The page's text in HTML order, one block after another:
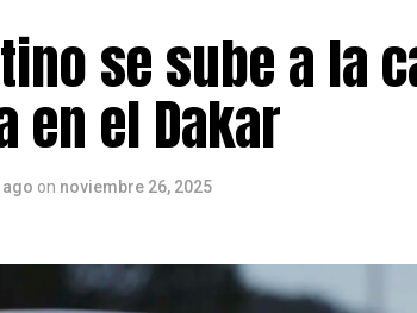
se sube a
en el Dakar
ago on noviembre 26, 2025